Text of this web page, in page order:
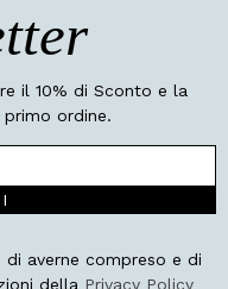
il 10% di Sconto e la
ordine.
averne compreso e di
della Privacy Policy